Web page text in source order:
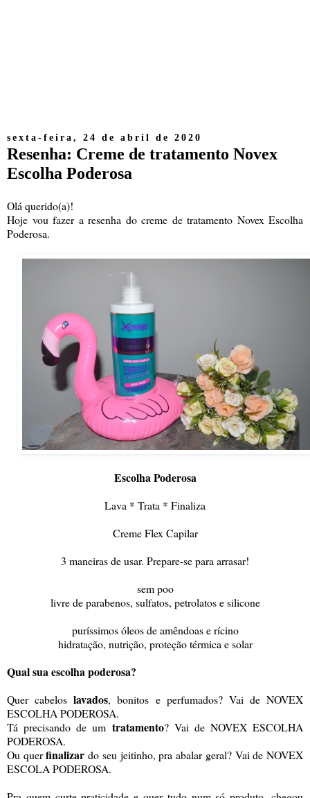
sexta-feira, 24 de abril de 2020
Resenha: Creme de tratamento Novex
Escolha Poderosa
Olá querido(a)!
Hoje vou fazer a resenha do creme de tratamento Novex Escolha
Poderosa.
Escolha Poderosa
Lava * Trata * Finaliza
Creme Flex Capilar
3 maneiras de usar. Prepare-se para arrasar!
sem poo
livre de parabenos, sulfatos, petrolatos e silicone
puríssimos óleos de amêndoas e rícino
hidratação, nutrição, proteção térmica e solar
Qual sua escolha poderosa?
Quer cabeloslavados, bonitos e perfumados? Vai de NOVEX
ESCOLHA PODEROSA.
Tá precisando de um tratamento? Vai de NOVEX ESCOLHA
PODEROSA.
Ou querfinalizar do seu jeitinho, pra abalar geral? Vai de NOVEX
ESCOLA PODEROSA.